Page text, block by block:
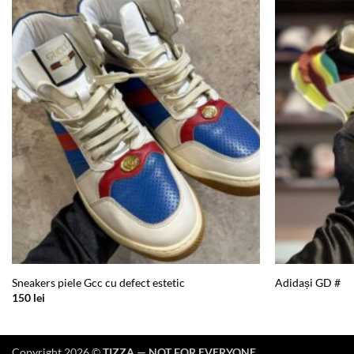
wishlist
Sneakers piele Gcc cu defect estetic
150 lei
Adidași GD #